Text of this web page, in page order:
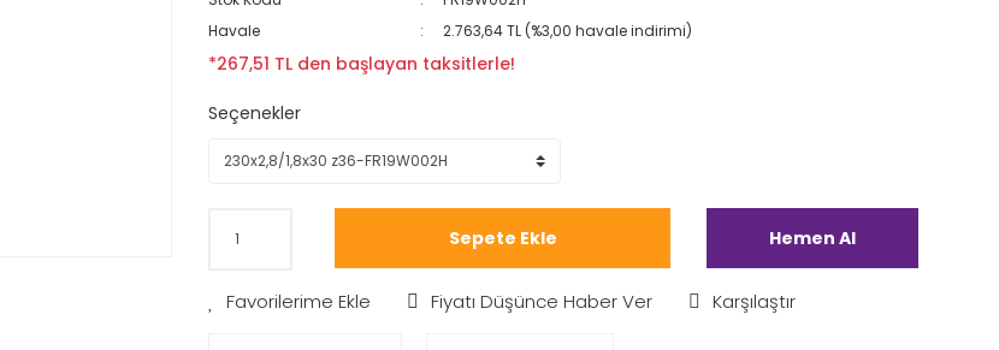
Havale
2.763,64 TL (%3,00 havale indirimi)
*267,51 TL den başlayan taksitlerle!
Seçenekler
Sepete Ekle Hemen Al
Fiyatı Düşünce Haber Ver Karşılaştır